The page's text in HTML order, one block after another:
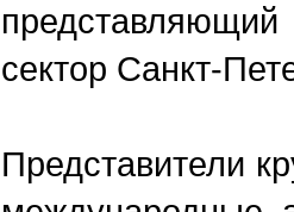
сектор Санкт-
Представители